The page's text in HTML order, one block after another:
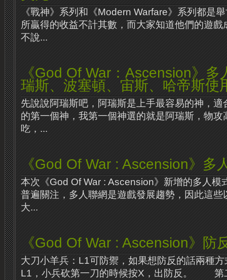
《戰神》系列和《Modern Warfare》系列都是
所贏得的收益不計其數，而大家知道他們的遊
不說...
《God Of War：Ascension》
瑞斯、波塞頓、宙斯、哈帝斯使
先說說阿瑞斯吧，阿瑞斯是上手最容易的神，
的第一個神，我第一個神選的就是阿瑞斯，物攻
吃，...
《God Of War : Ascension》多
本次《God Of War : Ascension》新增的多人模
普遍關注，多人聯網是遊戲發展趨勢，因此這些
大...
《God Of War : Ascension》防
大刀小羊兵：L1可防禦，如果想防反的話兩
L1，小兵砍第一刀的時候按X，出防反。 第